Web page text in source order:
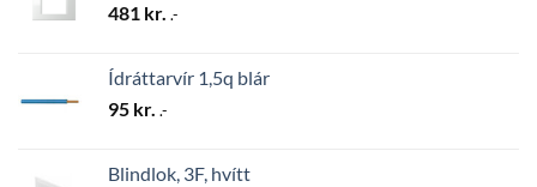
481 kr. .-
Ídráttarvír 1,5q blár
95 kr. .-
Blindlok, 3F, hvítt